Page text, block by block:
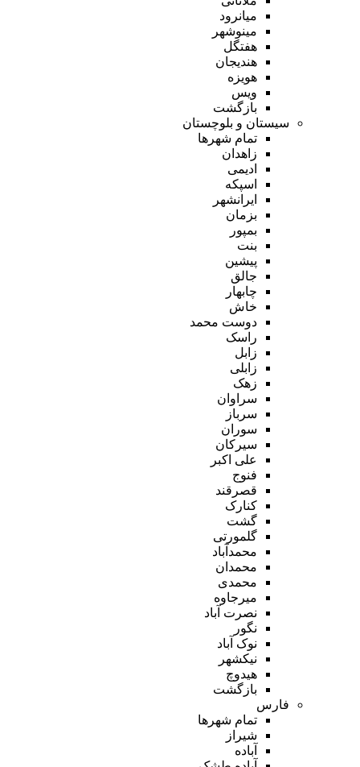
میانرود
مینوشهر
هفتگل
هندیجان
هویزه
ویس
بازگشت
سیستان و بلوچستان
تمام شهر‌ها
زاهدان
ادیمی
اسپکه
ایرانشهر
بزمان
بمپور
بنت
پیشین
جالق
چابهار
خاش
دوست محمد
راسک
زابل
زابلی
زهک
سراوان
سرباز
سوران
سیرکان
علی اکبر
فنوج
قصرقند
کنارک
گشت
گلمورتی
محمدآباد
محمدان
محمدی
میرجاوه
نصرت آباد
نگور
نوک آباد
نیکشهر
هیدوچ
بازگشت
فارس
تمام شهر‌ها
شیراز
آباده